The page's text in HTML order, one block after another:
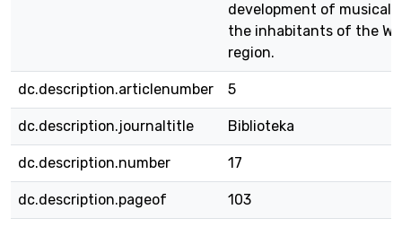
development of musical
the inhabitants of the
region.
dc.description.articlenumber 5
dc.description.journaltitle Biblioteka
dc.description.number 17
dc.description.pageof 103